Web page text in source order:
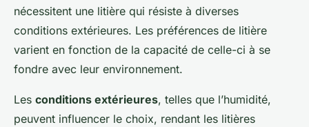
nécessitent une litière qui résiste à diverses
conditions extérieures. Les préférences de litière
varient en fonction de la capacité de celle-ci à se
fondre avec leur environnement.
Les conditions extérieures, telles que l’humidité,
peuvent influencer le choix, rendant les litières